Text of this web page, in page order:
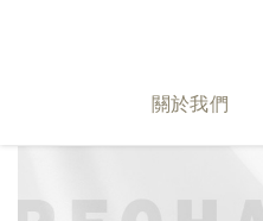
關於我們